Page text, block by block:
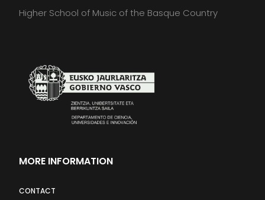
Higher School of Music of the Basque Country
MORE INFORMATION
CONTACT